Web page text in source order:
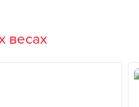
весах